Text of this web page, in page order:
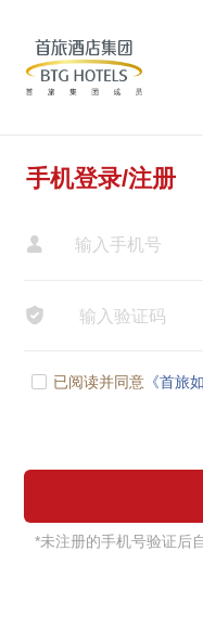
手机登录/注册


已阅读并同意 《首旅
*未注册的手机号验证后